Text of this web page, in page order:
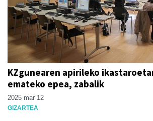
KZgunearen apirileko
emateko epea, zabalik
2025 mar 12
GIZARTEA